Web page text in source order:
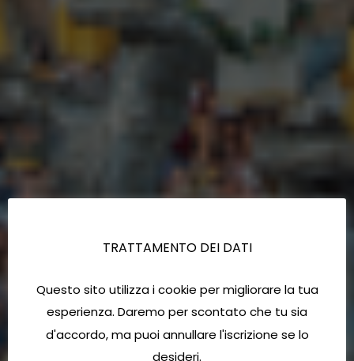
TRATTAMENTO DEI DATI
Questo sito utilizza i cookie per migliorare la tua
esperienza. Daremo per scontato che tu sia
d'accordo, ma puoi annullare l'iscrizione se lo
desideri.